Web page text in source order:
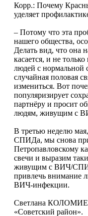
Корр.: Почему
уделяет
– Потому что эта
нашего общества,
Делать вид, что она
касается, и не
людей с нормальной
случайная половая
измениться. Вот
популяризирует
партнёру и просит
людям, живущим с
В третью неделю
СПИДа, мы снова
Петропавловскому
свечи и выразим
живущим с ВИЧ/
привлечь внимание
ВИЧ-инфекции.
Светлана
«Советский район».